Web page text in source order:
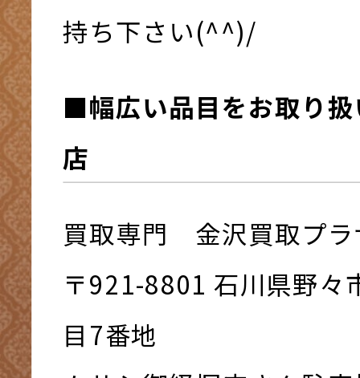
持ち下さい(^^)/
■幅広い品目をお取り
店
買取専門 金沢買取プラ
〒921-8801 ⽯川県野々
⽬7番地